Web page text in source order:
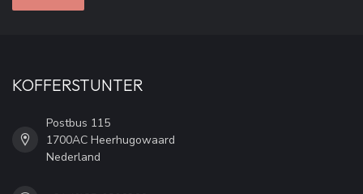
KOFFERSTUNTER
Postbus 115
1700AC Heerhugowaard
Nederland